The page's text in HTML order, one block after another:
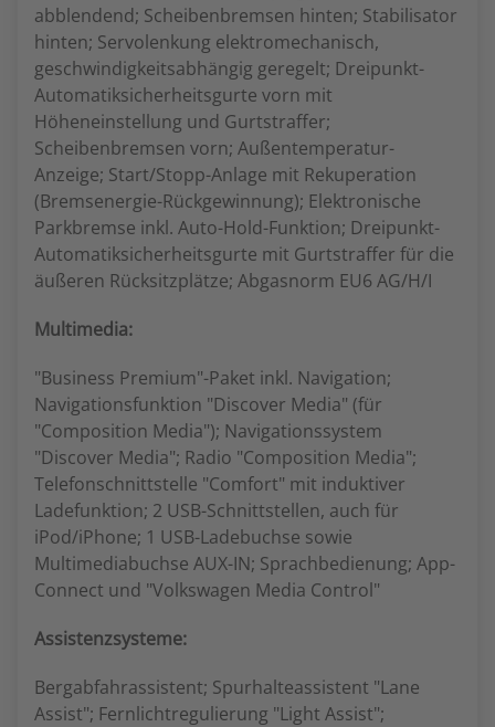
abblendend; Scheibenbremsen hinten; Stabilisator
hinten; Servolenkung elektromechanisch,
geschwindigkeitsabhängig geregelt; Dreipunkt-
Automatiksicherheitsgurte vorn mit
Höheneinstellung und Gurtstraffer;
Scheibenbremsen vorn; Außentemperatur-
Anzeige; Start/Stopp-Anlage mit Rekuperation
(Bremsenergie-Rückgewinnung); Elektronische
Parkbremse inkl. Auto-Hold-Funktion; Dreipunkt-
Automatiksicherheitsgurte mit Gurtstraffer für die
äußeren Rücksitzplätze; Abgasnorm EU6 AG/H/I
Multimedia:
"Business Premium"-Paket inkl. Navigation;
Navigationsfunktion "Discover Media" (für
"Composition Media"); Navigationssystem
"Discover Media"; Radio "Composition Media";
Telefonschnittstelle "Comfort" mit induktiver
Ladefunktion; 2 USB-Schnittstellen, auch für
iPod/iPhone; 1 USB-Ladebuchse sowie
Multimediabuchse AUX-IN; Sprachbedienung; App-
Connect und "Volkswagen Media Control"
Assistenzsysteme:
Bergabfahrassistent; Spurhalteassistent "Lane
Assist"; Fernlichtregulierung "Light Assist";